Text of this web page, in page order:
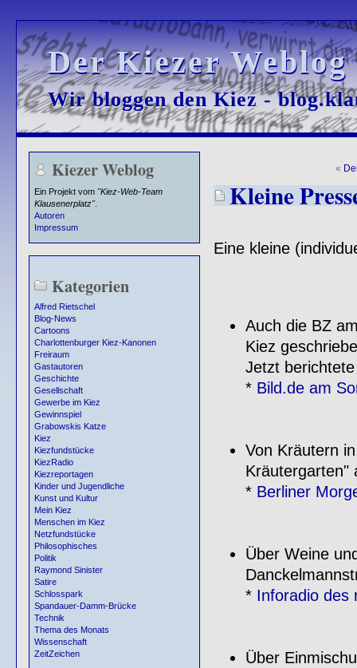
Der Kiezer
Der Kiezer
Wir bloggen den Kiez -
Wir bloggen den Kiez -
Kiezer Weblog
Ein Projekt vom "Kiez-Web-Team
Klausenerplatz".
Autoren
Impressum
Kategorien
Alfred Rietschel
Blog-News
Cartoons
Charlottenburger Kiez-Kanonen
Freiraum
Gastautoren
Geschichte
Gesellschaft
Gewerbe im Kiez
Gewinnspiel
Grabowskis Katze
Kiez
Kiezfundstücke
KiezRadio
Kiezreportagen
Kinder und Jugendliche
Kunst und Kultur
Mein Kiez
Menschen im Kiez
Netzfundstücke
Philosophisches
Politik
Raymond Sinister
Satire
Schlosspark
Spandauer-Damm-Brücke
Technik
Thema des Monats
Wissenschaft
ZeitZeichen
«
Kleine
Eine kleine
Auch die BZ
Kiez
Jetzt
* Bild.de am
Von Kräutern
Kräutergarten"
* Berliner
Über Weine
* Inforadio des
Über